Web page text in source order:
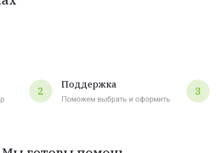
2 Поддержка
Поможем выбрать и оформить
3